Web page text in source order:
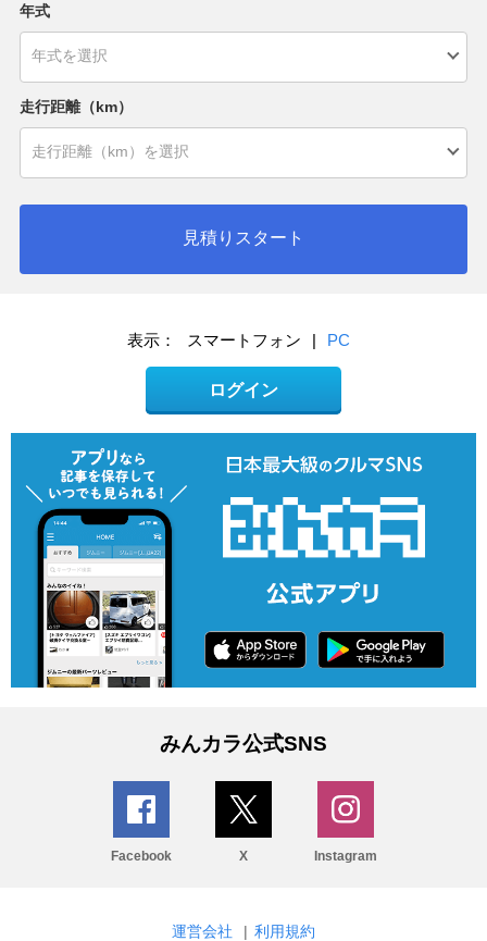
年式
走行距離（km）
見積りスタート
表示： スマートフォン | PC
ログイン
みんカラ公式SNS
Facebook X Instagram
運営会社 | 利用規約